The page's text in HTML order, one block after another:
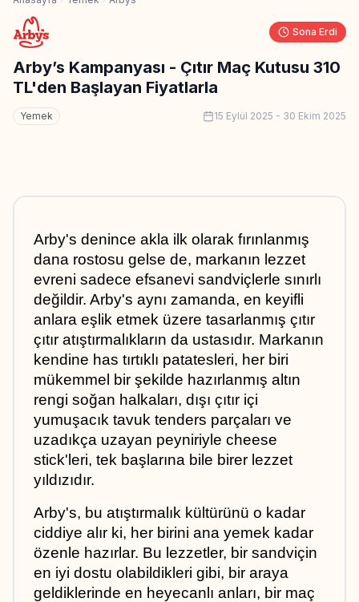
Sona Erdi
Arby’s Kampanyası - Çıtır Maç Kutusu 310
TL'den Başlayan Fiyatlarla
Yemek 15 Eylül 2025 - 30 Ekim 2025
Arby's denince akla ilk olarak fırınlanmış
dana rostosu gelse de, markanın lezzet
evreni sadece efsanevi sandviçlerle sınırlı
değildir. Arby's aynı zamanda, en keyifli
anlara eşlik etmek üzere tasarlanmış çıtır
çıtır atıştırmalıkların da ustasıdır. Markanın
kendine has tırtıklı patatesleri, her biri
mükemmel bir şekilde hazırlanmış altın
rengi soğan halkaları, dışı çıtır içi
yumuşacık tavuk tenders parçaları ve
uzadıkça uzayan peyniriyle cheese
stick'leri, tek başlarına bile birer lezzet
yıldızıdır.
Arby's, bu atıştırmalık kültürünü o kadar
ciddiye alır ki, her birini ana yemek kadar
özenle hazırlar. Bu lezzetler, bir sandviçin
en iyi dostu olabildikleri gibi, bir araya
geldiklerinde en heyecanlı anları, bir maç